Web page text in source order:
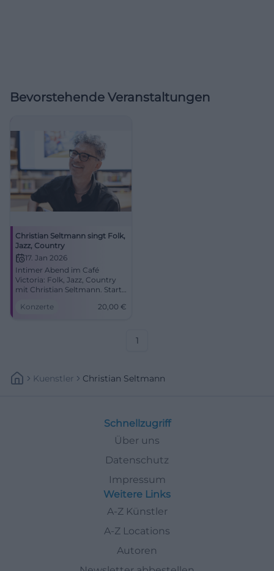
Bevorstehende Veranstaltungen
Christian Seltmann singt Folk,
Jazz, Country
17. Jan 2026
Intimer Abend im Café
Victoria: Folk, Jazz, Country
mit Christian Seltmann. Start
am Sound, starke
Konzerte 20,00 €
1
Kuenstler Christian Seltmann
Schnellzugriff
Über uns
Datenschutz
Impressum
Weitere Links
A-Z Künstler
A-Z Locations
Autoren